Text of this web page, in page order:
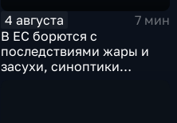
4 августа
7 мин
В ЕС борются с
последствиями жары и
засухи, синоптики